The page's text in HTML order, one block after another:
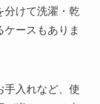
分けて洗濯・乾
ースもありま
手入れなど、使